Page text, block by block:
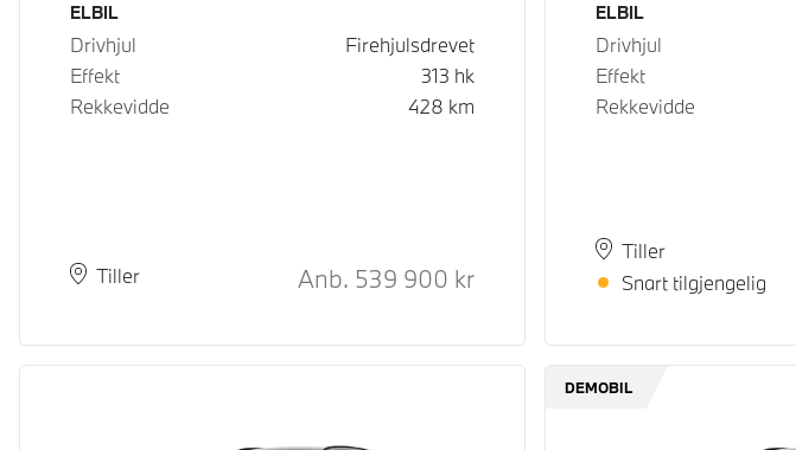
Drivstoff
ELBIL
Drivhjul
Firehjulsdrevet
Effekt
313 hk
Rekkevidde
428 km
PlassTiller
Leveringstid Kontantpris
Anb. 539 900 kr
Drivstoff
ELBIL
Drivhjul
Effekt
Rekkevidde
PlassTiller
Leveringstid
Snart tilgjengelig
DEMOBIL